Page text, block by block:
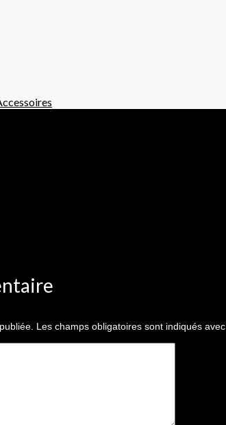
Les champs obligatoires sont indiqués avec